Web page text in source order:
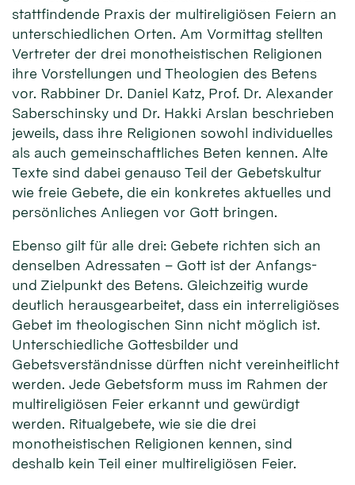
stattfindende Praxis der multireligiösen Feiern an
unterschiedlichen Orten. Am Vormittag stellten
Vertreter der drei monotheistischen Religionen
ihre Vorstellungen und Theologien des Betens
vor. Rabbiner Dr. Daniel Katz, Prof. Dr. Alexander
Saberschinsky und Dr. Hakki Arslan beschrieben
jeweils, dass ihre Religionen sowohl individuelles
als auch gemeinschaftliches Beten kennen. Alte
Texte sind dabei genauso Teil der Gebetskultur
wie freie Gebete, die ein konkretes aktuelles und
persönliches Anliegen vor Gott bringen.
Ebenso gilt für alle drei: Gebete richten sich an
denselben Adressaten – Gott ist der Anfangs-
und Zielpunkt des Betens. Gleichzeitig wurde
deutlich herausgearbeitet, dass ein interreligiöses
Gebet im theologischen Sinn nicht möglich ist.
Unterschiedliche Gottesbilder und
Gebetsverständnisse dürften nicht vereinheitlicht
werden. Jede Gebetsform muss im Rahmen der
multireligiösen Feier erkannt und gewürdigt
werden. Ritualgebete, wie sie die drei
monotheistischen Religionen kennen, sind
deshalb kein Teil einer multireligiösen Feier.